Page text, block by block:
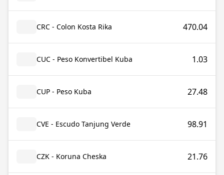
CRC - Colon Kosta Rika 470.04
CUC - Peso Konvertibel Kuba 1.03
CUP - Peso Kuba 27.48
CVE - Escudo Tanjung Verde 98.91
CZK - Koruna Cheska 21.76